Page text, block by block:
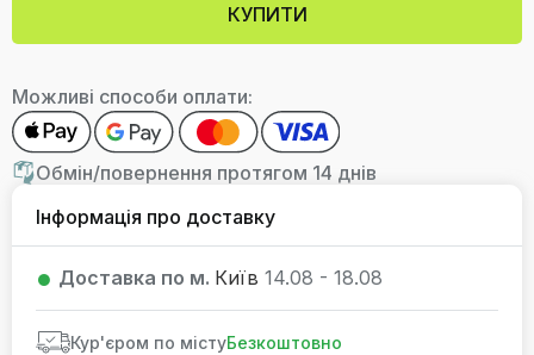
КУПИТИ
Можливі способи оплати:
Обмін/повернення протягом 14 днів
Інформація про доставку
Доставка по м. Київ 14.08 - 18.08
Кур'єром по містуБезкоштовно